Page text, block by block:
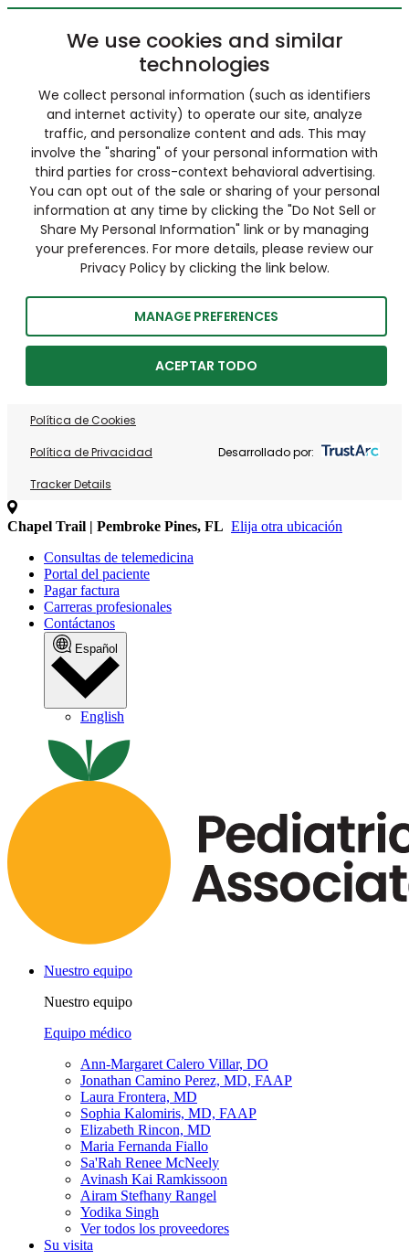
We use cookies and similar
technologies
We collect personal information (such as identifiers
and internet activity) to operate our site, analyze
traffic, and personalize content and ads. This may
involve the "sharing" of your personal information with
third parties for cross-context behavioral advertising.
You can opt out of the sale or sharing of your personal
information at any time by clicking the "Do Not Sell or
Share My Personal Information" link or by managing
your preferences. For more details, please review our
Privacy Policy by clicking the link below.
MANAGE PREFERENCES
ACEPTAR TODO
Política de Cookies
Política de Privacidad
Tracker Details
Desarrollado por:
Chapel Trail | Pembroke Pines, FL Elija otra ubicación
Consultas de telemedicina
Portal del paciente
Pagar factura
Carreras profesionales
Contáctanos
Español
English
Nuestro equipo
Nuestro equipo
Equipo médico
Ann-Margaret Calero Villar, DO
Jonathan Camino Perez, MD, FAAP
Laura Frontera, MD
Sophia Kalomiris, MD, FAAP
Elizabeth Rincon, MD
Maria Fernanda Fiallo
Sa'Rah Renee McNeely
Avinash Kai Ramkissoon
Airam Stefhany Rangel
Yodika Singh
Ver todos los proveedores
Su visita